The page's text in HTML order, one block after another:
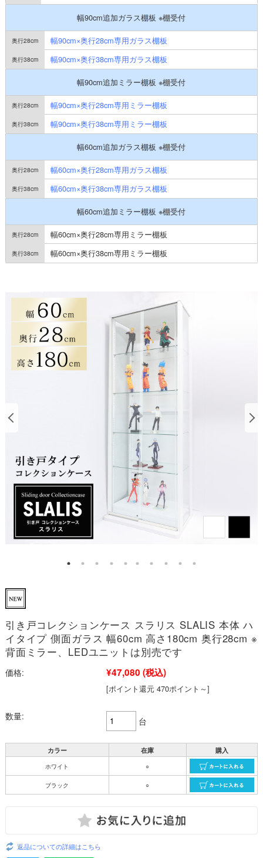
幅90cm追加ガラス棚板 ※棚受付
幅90cm×奥行28cm専用ガラス棚板
幅90cm×奥行38cm専用ガラス棚板
幅90cm追加ミラー棚板 ※棚受付
幅90cm×奥行28cm専用ミラー棚板
幅90cm×奥行38cm専用ミラー棚板
幅60cm追加ガラス棚板 ※棚受付
幅60cm×奥行28cm専用ガラス棚板
幅60cm×奥行38cm専用ガラス棚板
幅60cm追加ミラー棚板 ※棚受付
幅60cm×奥行28cm専用ミラー棚板
幅60cm×奥行38cm専用ミラー棚板
引き戸コレクションケース スラリス SLALIS 本体 ハ
イタイプ 側面ガラス 幅60cm 高さ180cm 奥行28cm ※
背面ミラー、LEDユニットは別売です
価格: ¥47,080 (税込)
[ポイント還元 470ポイント～]
数量: 台
カラー 在庫 購入
ホワイト ○
ブラック ○
返品についての詳細はこちら